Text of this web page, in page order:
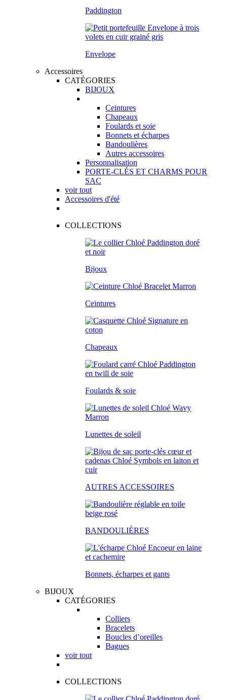
Paddington
Envelope
Accessoires
CATÉGORIES
BIJOUX
Ceintures
Chapeaux
Foulards et soie
Bonnets et écharpes
Bandoulières
Autres accessoires
Personnalisation
PORTE-CLÉS ET CHARMS POUR
SAC
voir tout
Accessoires d'été
COLLECTIONS
Bijoux
Ceintures
Chapeaux
Foulards & soie
Lunettes de soleil
AUTRES ACCESSOIRES
BANDOULIÈRES
Bonnets, écharpes et gants
BIJOUX
CATÉGORIES
Colliers
Bracelets
Boucles d’oreilles
Bagues
voir tout
COLLECTIONS